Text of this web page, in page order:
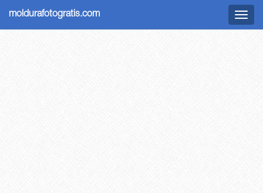
Menu
moldurafotogratis.com